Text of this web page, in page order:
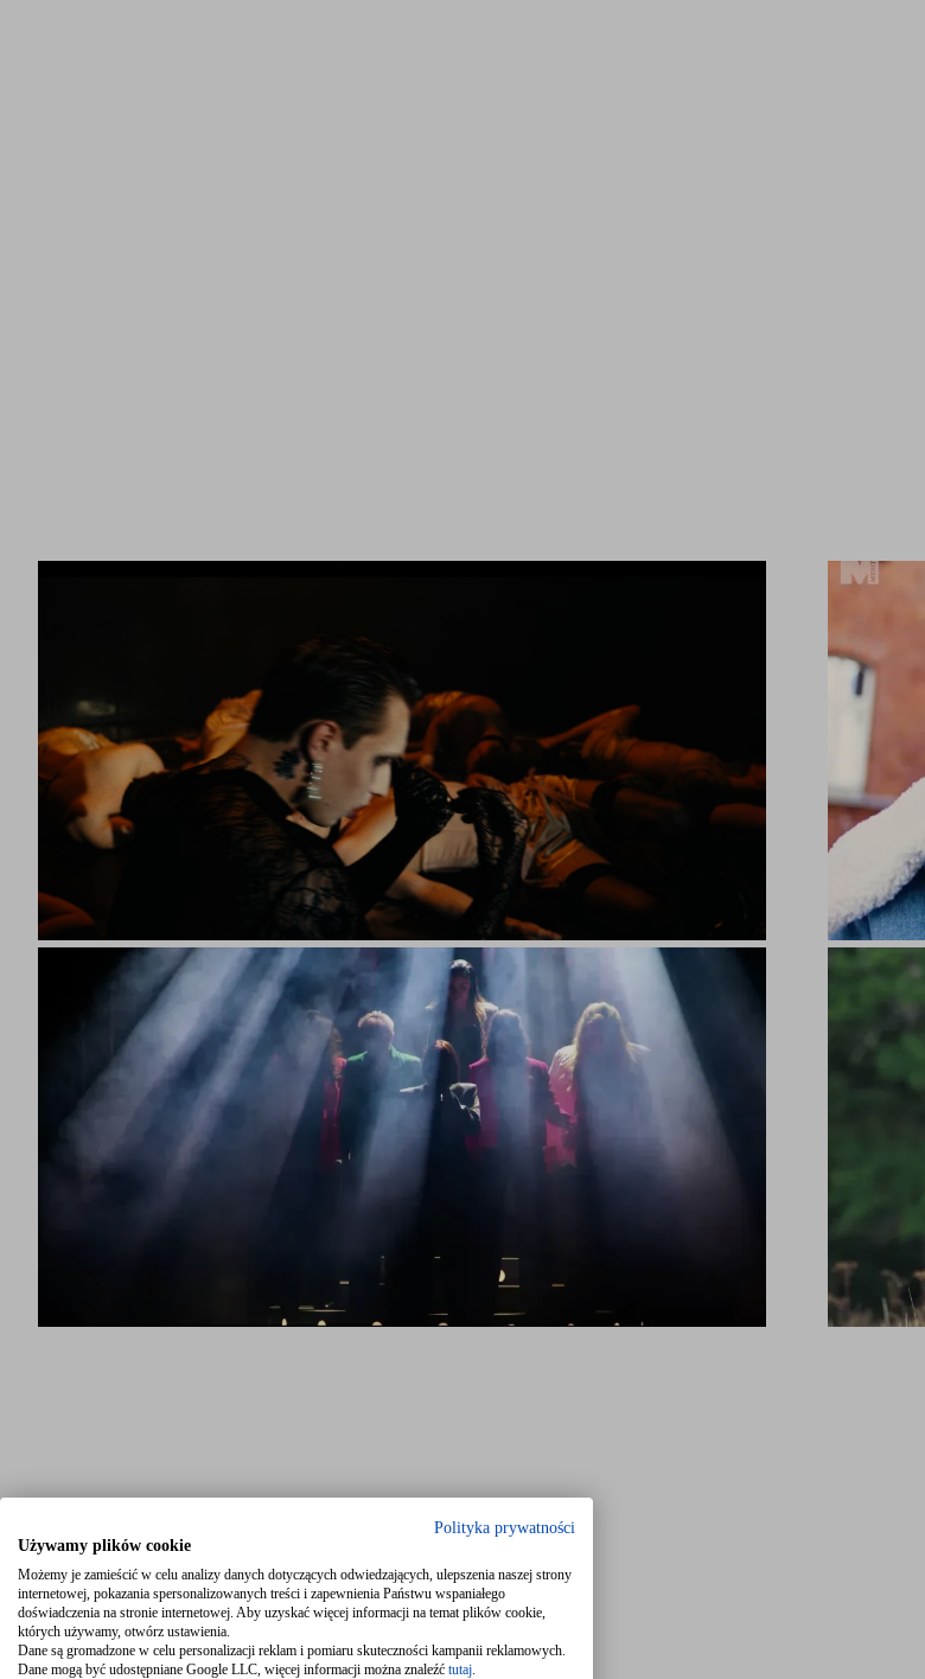
Polityka prywatności
Używamy plików cookie
Możemy je zamieścić w celu analizy danych dotyczących odwiedzających, ulepszenia naszej strony
internetowej, pokazania spersonalizowanych treści i zapewnienia Państwu wspaniałego
doświadczenia na stronie internetowej. Aby uzyskać więcej informacji na temat plików cookie,
których używamy, otwórz ustawienia.
Dane są gromadzone w celu personalizacji reklam i pomiaru skuteczności kampanii reklamowych.
Dane mogą być udostępniane Google LLC, więcej informacji można znaleźć tutaj.